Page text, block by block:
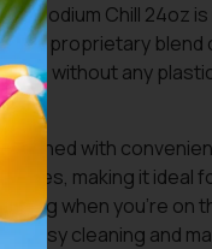
Podium Chill 24oz
a proprietary blend
without any
with
making it ideal
when you’re on
easy cleaning and